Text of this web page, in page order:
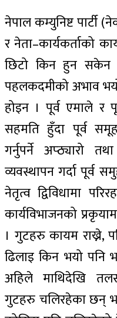
नेपाल कम्युनिष्ट
र नेता–कार्यकर्ताको
छिटो किन हुन सकेन
पहलकदमीको अभाव
होइन । पूर्व एमाले र
सहमति हुँदा पूर्व
गर्नुपर्ने अप्ठ्यारो
व्यवस्थापन गर्दा पूर्व
नेतृत्व द्विविधामा
कार्यविभाजनको
। गुटहरु कायम राख्ने,
ढिलाइ किन भयो पनि
अहिले माथिदेखि
गुटहरु चलिरहेका छन्